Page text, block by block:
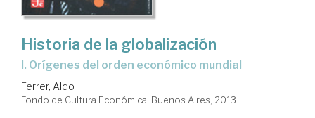
Historia de la globalización
I. Orígenes del orden económico mundial
Ferrer, Aldo
Fondo de Cultura Económica. Buenos Aires, 2013